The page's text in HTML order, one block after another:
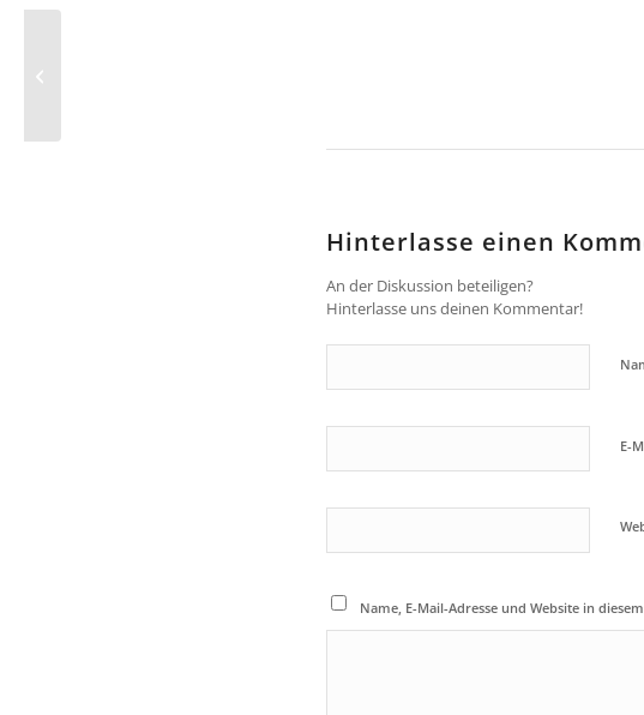
Hinterlasse einen
An der Diskussion beteiligen?
Hinterlasse uns deinen Kommentar!
E-
Name, E-Mail-Adresse und Website in